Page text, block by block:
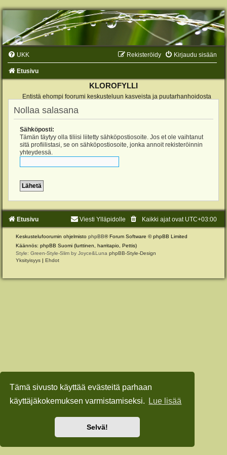
Tämä sivusto käyttää evästeitä parhaan
käyttäjäkokemuksen varmistamiseksi.
Lue lisää
Selvä!
UKK Kirjaudu sisään
Rekisteröidy
Etusivu
KLOROFYLLI
Entistä ehompi foorumi keskusteluun kasveista ja puutarhanhoidosta
Nollaa salasana
Sähköposti:
Tämän täytyy olla tiliisi liitetty sähköpostiosoite. Jos et ole vaihtanut
sitä profiilistasi, se on sähköpostiosoite, jonka annoit rekisteröinnin
yhteydessä.
Etusivu Kaikki ajat ovat UTC+03:00
Viesti Ylläpidolle
Keskustelufoorumin ohjelmisto phpBB® Forum Software © phpBB Limited
Käännös: phpBB Suomi (lurttinen, harritapio, Pettis)
Style: Green-Style-Slim by Joyce&Luna phpBB-Style-Design
Yksityisyys | Ehdot